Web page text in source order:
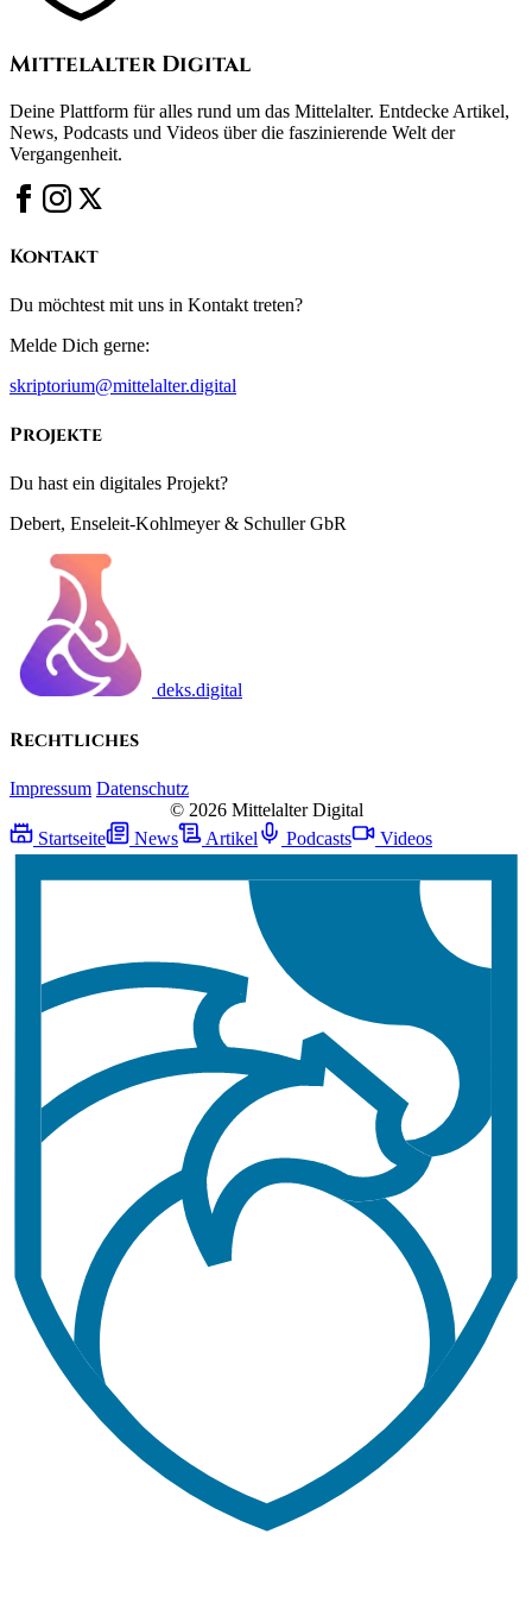
Mittelalter Digital
Deine Plattform für alles rund um das Mittelalter. Entdecke Artikel,
News, Podcasts und Videos über die faszinierende Welt der
Vergangenheit.
Kontakt
Du möchtest mit uns in Kontakt treten?
Melde Dich gerne:
skriptorium@mittelalter.digital
Projekte
Du hast ein digitales Projekt?
Debert, Enseleit-Kohlmeyer & Schuller GbR
deks.digital
Rechtliches
Impressum Datenschutz
© 2026 Mittelalter Digital
Startseite
News Artikel Podcasts Videos